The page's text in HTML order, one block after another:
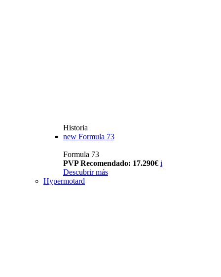
Historia
new Formula 73
Formula 73
PVP Recomendado: 17.290€ i
Descubrir más
Hypermotard